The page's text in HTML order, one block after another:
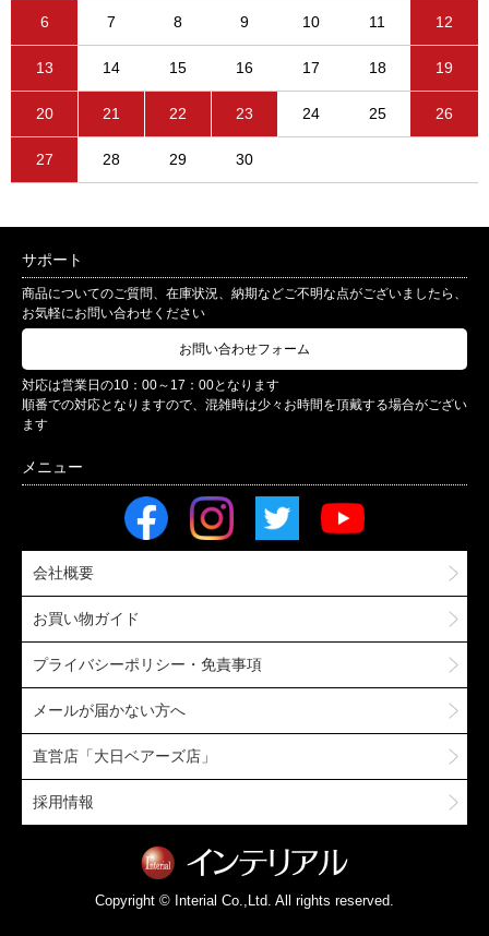
6 7 8 9 10 11 12
13 14 15 16 17 18 19
20 21 22 23 24 25 26
27 28 29 30
サポート
商品についてのご質問、在庫状況、納期などご不明な点がございましたら、
お気軽にお問い合わせください
お問い合わせフォーム
対応は営業日の10：00～17：00となります
順番での対応となりますので、混雑時は少々お時間を頂戴する場合がござい
ます
会社概要
お買い物ガイド
プライバシーポリシー・免責事項
メールが届かない方へ
直営店「大日ベアーズ店」
採用情報
Copyright © Interial Co.,Ltd. All rights reserved.